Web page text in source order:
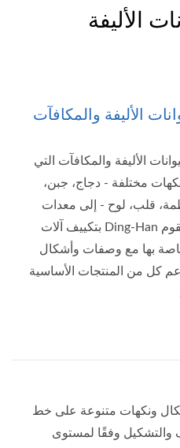
الأليفة
الأليفة والمكافآت
الأليفة والمكافآت التي
مختلفة - دجاج، جبن،
قلب، لوح - إلى معدات
تشكيل وطهي وتجفيف مرنة. تقوم Ding-Han بتكييف آلات
بها مع وصفات وأشكال
كل من المنتجات الأساسية
ونكهات متنوعة على خط
والتشكيل وفقًا لمستوى